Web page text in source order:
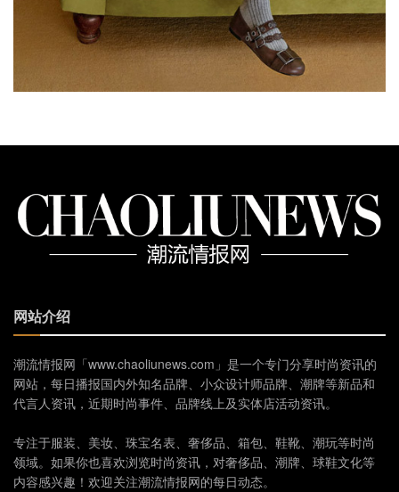
网站介绍
潮流情报网「www.chaoliunews.com」是一个专门分享时尚资讯的
网站，每日播报国内外知名品牌、小众设计师品牌、潮牌等新品和
代言人资讯，近期时尚事件、品牌线上及实体店活动资讯。
专注于服装、美妆、珠宝名表、奢侈品、箱包、鞋靴、潮玩等时尚
领域。如果你也喜欢浏览时尚资讯，对奢侈品、潮牌、球鞋文化等
内容感兴趣！欢迎关注潮流情报网的每日动态。